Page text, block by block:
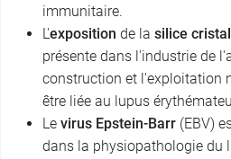
immunitaire.
L'exposition de la silice
présente dans l'industrie de
construction et l'exploitation
être liée au lupus
Le virus Epstein-Barr (EBV)
dans la physiopathologie du